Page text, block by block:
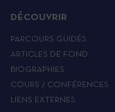
DÉCOUVRIR
PARCOURS GUIDÉS
ARTICLES DE FOND
BIOGRAPHIES
COURS / CONFÉRENCES
LIENS EXTERNES